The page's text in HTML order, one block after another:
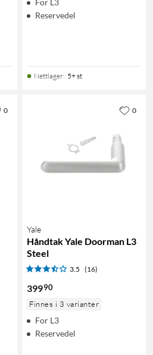
For L3
Reservedel
Nettlager: 5+ st
0
Yale
Håndtak Yale Doorman L3
Steel
3.5 (16)
39990
Finnes i 3 varianter
For L3
Reservedel
0